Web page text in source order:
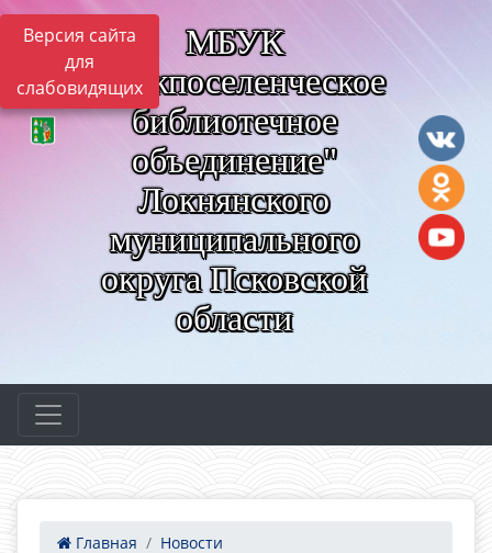
Версия сайта
для
слабовидящих
МБУК
"Межпоселенческое
библиотечное
объединение"
Локнянского
муниципального
округа Псковской
области
Главная
Новости